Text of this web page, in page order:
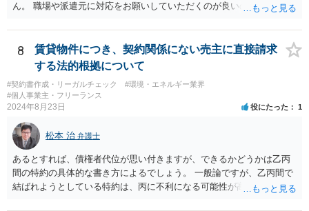
ん。 職場や派遣元に対応をお願いしていただくのが良いのではないで
8
賃貸物件につき、契約関係にない売主に直接請求
する法的根拠について
#契約書作成・リーガルチェック
#環境・エネルギー業界
#個人事業主・フリーランス
2024年8月23日 役にたった 1
松本 治 弁護士
あるとすれば、債権者代位が思い付きますが、できるかどうかは乙丙
間の特約の具体的な書き方によるでしょう。 一般論ですが、乙丙間で
結ばれようとしている特約は、丙に不利になる可能性が高いです。